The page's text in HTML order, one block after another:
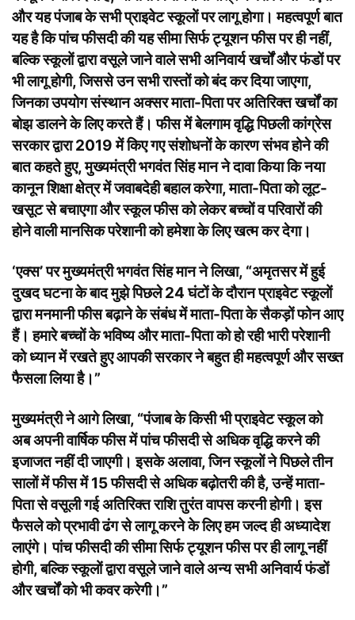
और यह पंजाब के सभी प्राइवेट स्कूलों पर लागू होगा। महत्वपूर्ण बात
यह है कि पांच फीसदी की यह सीमा सिर्फ ट्यूशन फीस पर ही नहीं,
बल्कि स्कूलों द्वारा वसूले जाने वाले सभी अनिवार्य खर्चों और फंडों पर
भी लागू होगी, जिससे उन सभी रास्तों को बंद कर दिया जाएगा,
जिनका उपयोग संस्थान अक्सर माता-पिता पर अतिरिक्त खर्चों का
बोझ डालने के लिए करते हैं। फीस में बेलगाम वृद्धि पिछली कांग्रेस
सरकार द्वारा 2019 में किए गए संशोधनों के कारण संभव होने की
बात कहते हुए, मुख्यमंत्री भगवंत सिंह मान ने दावा किया कि नया
कानून शिक्षा क्षेत्र में जवाबदेही बहाल करेगा, माता-पिता को लूट-
खसूट से बचाएगा और स्कूल फीस को लेकर बच्चों व परिवारों की
होने वाली मानसिक परेशानी को हमेशा के लिए खत्म कर देगा।
‘एक्स’ पर मुख्यमंत्री भगवंत सिंह मान ने लिखा, “अमृतसर में हुई
दुखद घटना के बाद मुझे पिछले 24 घंटों के दौरान प्राइवेट स्कूलों
द्वारा मनमानी फीस बढ़ाने के संबंध में माता-पिता के सैकड़ों फोन आए
हैं। हमारे बच्चों के भविष्य और माता-पिता को हो रही भारी परेशानी
को ध्यान में रखते हुए आपकी सरकार ने बहुत ही महत्वपूर्ण और सख्त
फैसला लिया है।”
मुख्यमंत्री ने आगे लिखा, “पंजाब के किसी भी प्राइवेट स्कूल को
अब अपनी वार्षिक फीस में पांच फीसदी से अधिक वृद्धि करने की
इजाजत नहीं दी जाएगी। इसके अलावा, जिन स्कूलों ने पिछले तीन
सालों में फीस में 15 फीसदी से अधिक बढ़ोतरी की है, उन्हें माता-
पिता से वसूली गई अतिरिक्त राशि तुरंत वापस करनी होगी। इस
फैसले को प्रभावी ढंग से लागू करने के लिए हम जल्द ही अध्यादेश
लाएंगे। पांच फीसदी की सीमा सिर्फ ट्यूशन फीस पर ही लागू नहीं
होगी, बल्कि स्कूलों द्वारा वसूले जाने वाले अन्य सभी अनिवार्य फंडों
और खर्चों को भी कवर करेगी।”